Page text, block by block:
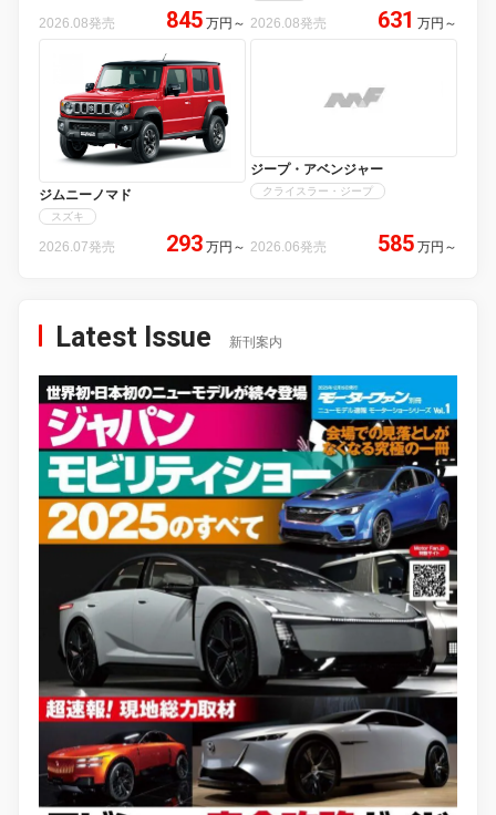
2026.08発売 845 万円 ～ 2026.08発売 631 万円 ～
ジムニーノマド
スズキ
2026.07発売 293 万円 ～
ジープ・アベンジャー
クライスラー・ジープ
2026.06発売 585 万円 ～
Latest Issue 新刊案内